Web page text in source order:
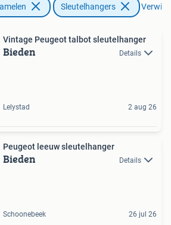
Sleutelhangers
Vintage Peugeot talbot sleutelhanger
Bieden Details
Lelystad 2 aug 26
Peugeot leeuw sleutelhanger
Bieden Details
Schoonebeek 26 jul 26